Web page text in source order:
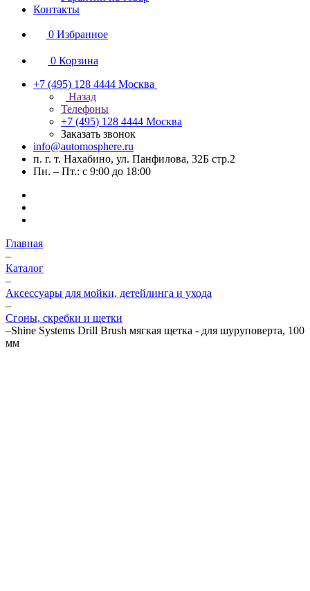
Контакты
0 Избранное
0 Корзина
+7 (495) 128 4444 Москва
Назад
Телефоны
+7 (495) 128 4444 Москва
Заказать звонок
info@automosphere.ru
п. г. т. Нахабино, ул. Панфилова, 32Б стр.2
Пн. – Пт.: с 9:00 до 18:00
Главная
–
Каталог
–
Аксессуары для мойки, детейлинга и ухода
–
Сгоны, скребки и щетки
–Shine Systems Drill Brush мягкая щетка - для шуруповерта, 100
мм